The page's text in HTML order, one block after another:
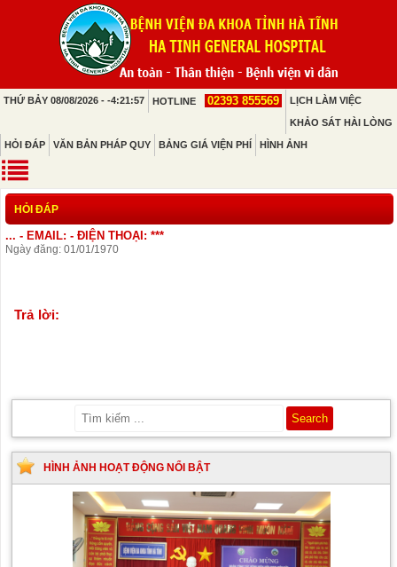
THỨ BẢY 08/08/2026 - -4:21:57 HOTLINE 02393 855569 LỊCH LÀM VIỆC
KHẢO SÁT HÀI LÒNG
HỎI ĐÁP VĂN BẢN PHÁP QUY BẢNG GIÁ VIỆN PHÍ HÌNH ẢNH
HỎI ĐÁP
... - EMAIL: - ĐIỆN THOẠI: ***
Ngày đăng: 01/01/1970
Trả lời:
HÌNH ẢNH HOẠT ĐỘNG NỔI BẬT